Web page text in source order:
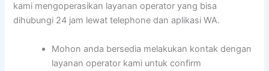
kami mengoperasikan layanan operator yang bisa
dihubungi 24 jam lewat telephone dan aplikasi WA.
Mohon anda bersedia melakukan kontak dengan
layanan operator kami untuk confirm